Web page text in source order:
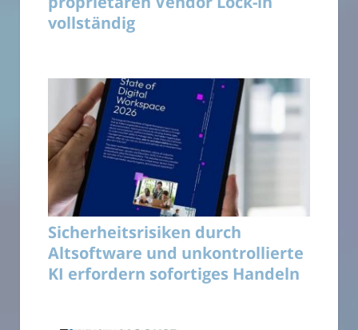
vollständig
Sicherheitsrisiken durch
Altsoftware und unkontrollierte
KI erfordern sofortiges Handeln